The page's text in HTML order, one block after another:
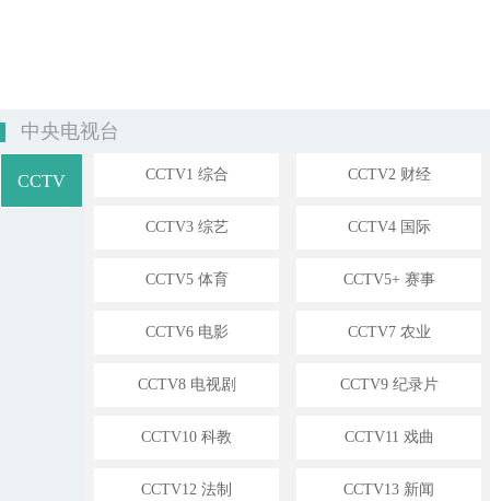
中央电视台
CCTV CCTV1 综合 CCTV2 财经
CCTV3 综艺 CCTV4 国际
CCTV5 体育 CCTV5+ 赛事
CCTV6 电影 CCTV7 农业
CCTV8 电视剧 CCTV9 纪录片
CCTV10 科教 CCTV11 戏曲
CCTV12 法制 CCTV13 新闻